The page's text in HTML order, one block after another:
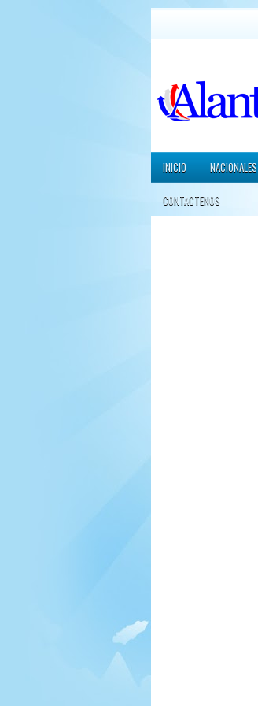
INICIO NACIONALES
CONTACTENOS